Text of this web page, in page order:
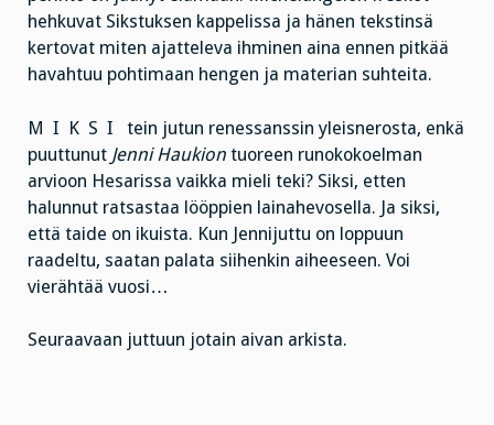
hehkuvat Sikstuksen kappelissa ja hänen tekstinsä
kertovat miten ajatteleva ihminen aina ennen pitkää
havahtuu pohtimaan hengen ja materian suhteita.
M I K S I tein jutun renessanssin yleisnerosta, enkä
puuttunut Jenni Haukion tuoreen runokokoelman
arvioon Hesarissa vaikka mieli teki? Siksi, etten
halunnut ratsastaa lööppien lainahevosella. Ja siksi,
että taide on ikuista. Kun Jennijuttu on loppuun
raadeltu, saatan palata siihenkin aiheeseen. Voi
vierähtää vuosi…
Seuraavaan juttuun jotain aivan arkista.